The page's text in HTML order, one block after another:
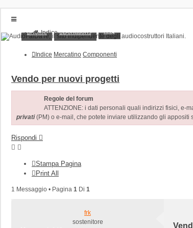
Indice
Home
FAQ
Home
Login
Iscriviti
Home Donations
Indice Mercatino Componenti
Vendo per nuovi progetti
Regole del forum
ATTENZIONE: i dati personali quali indirizzi fisici, e-
privati(PM) o e-mail, che potete inviare utilizzando gli appositi
Rispondi
Stampa Pagina
Print All
1 Messaggio • Pagina 1 Di 1
frk
sostenitore